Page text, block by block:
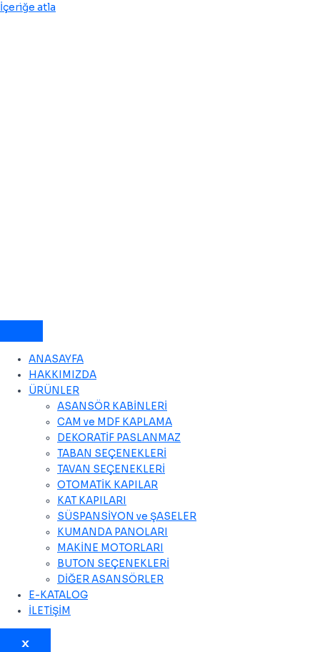
İçeriğe atla
ANASAYFA
HAKKIMIZDA
ÜRÜNLER
ASANSÖR KABİNLERİ
CAM ve MDF KAPLAMA
DEKORATİF PASLANMAZ
TABAN SEÇENEKLERİ
TAVAN SEÇENEKLERİ
OTOMATİK KAPILAR
KAT KAPILARI
SÜSPANSİYON ve ŞASELER
KUMANDA PANOLARI
MAKİNE MOTORLARI
BUTON SEÇENEKLERİ
DİĞER ASANSÖRLER
E-KATALOG
İLETİŞİM
X